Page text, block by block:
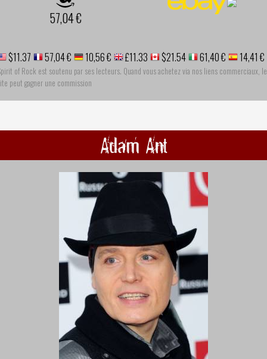
57,04 €
$11.37 57,04 € 10,56 € £11.33 $21.54 61,40 € 14,41 €
of Rock est soutenu par ses lecteurs. Quand vous achetez via nos liens commerciaux, le
peut gagner une commission
Adam Ant